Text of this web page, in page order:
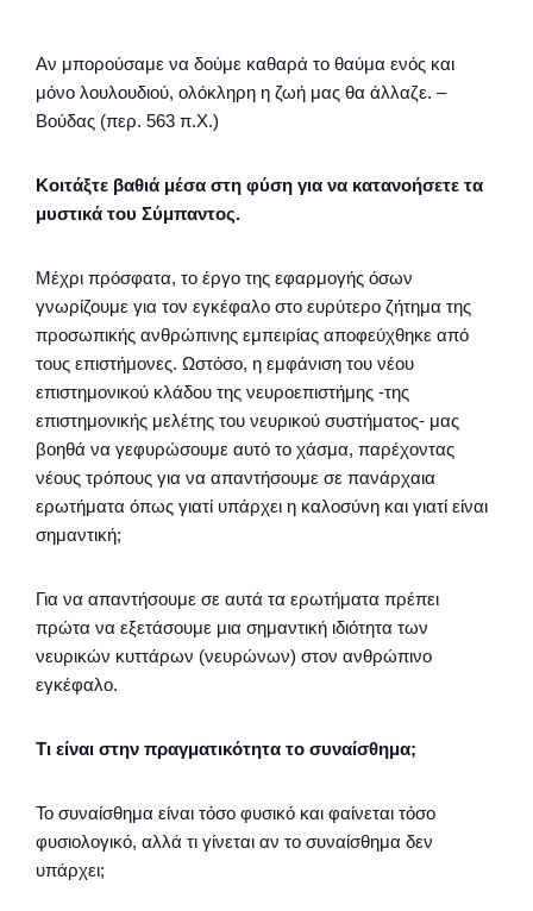
Αν μπορούσαμε να δούμε καθαρά το θαύμα ενός και
μόνο λουλουδιού, ολόκληρη η ζωή μας θα άλλαζε. –
Βούδας (περ. 563 π.Χ.)
Κοιτάξτε βαθιά μέσα στη φύση για να κατανοήσετε τα
μυστικά του Σύμπαντος.
Μέχρι πρόσφατα, το έργο της εφαρμογής όσων
γνωρίζουμε για τον εγκέφαλο στο ευρύτερο ζήτημα της
προσωπικής ανθρώπινης εμπειρίας αποφεύχθηκε από
τους επιστήμονες. Ωστόσο, η εμφάνιση του νέου
επιστημονικού κλάδου της νευροεπιστήμης -της
επιστημονικής μελέτης του νευρικού συστήματος- μας
βοηθά να γεφυρώσουμε αυτό το χάσμα, παρέχοντας
νέους τρόπους για να απαντήσουμε σε πανάρχαια
ερωτήματα όπως γιατί υπάρχει η καλοσύνη και γιατί είναι
σημαντική;
Για να απαντήσουμε σε αυτά τα ερωτήματα πρέπει
πρώτα να εξετάσουμε μια σημαντική ιδιότητα των
νευρικών κυττάρων (νευρώνων) στον ανθρώπινο
εγκέφαλο.
Τι είναι στην πραγματικότητα το συναίσθημα;
Το συναίσθημα είναι τόσο φυσικό και φαίνεται τόσο
φυσιολογικό, αλλά τι γίνεται αν το συναίσθημα δεν
υπάρχει;